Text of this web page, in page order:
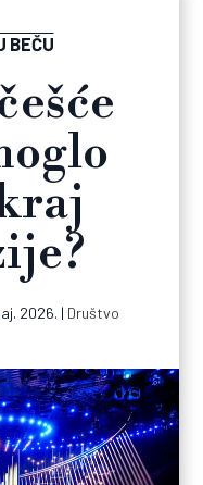
BEČU
2026. | Društvo